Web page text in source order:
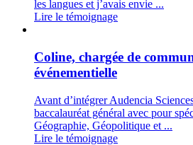
les langues et j’avais envie ...
Lire le témoignage
Coline, chargée de
événementielle
Avant d’intégrer Audencia
baccalauréat général avec pour
Géographie, Géopolitique et ...
Lire le témoignage